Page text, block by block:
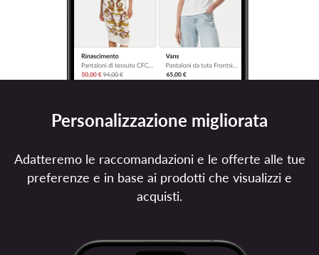
Personalizzazione migliorata
Adatteremo le raccomandazioni e le offerte alle tue
preferenze e in base ai prodotti che visualizzi e
acquisti.